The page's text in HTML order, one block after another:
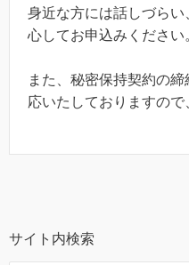
身近な方には話しづら
心してお申込みください
また、秘密保持契約の
応いたしておりますので
サイト内検索